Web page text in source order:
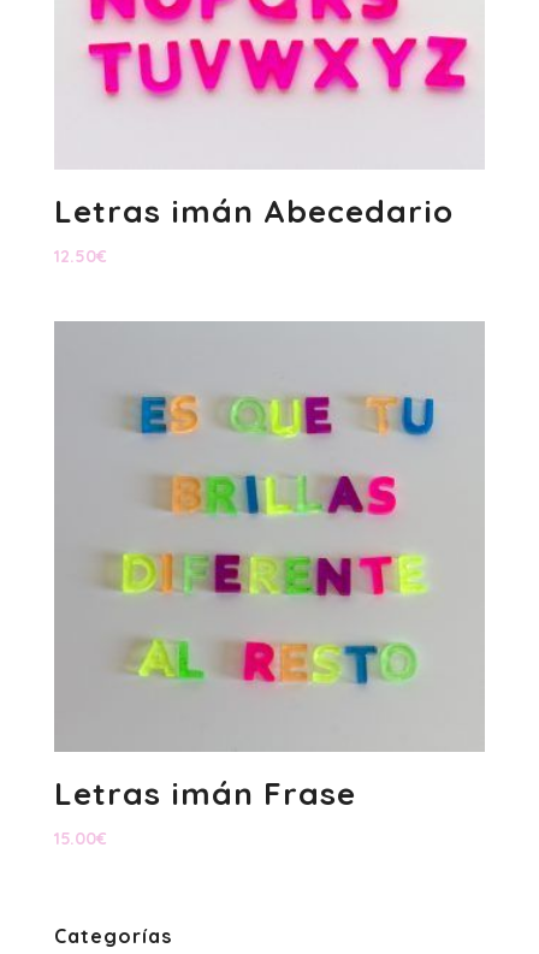
Letras imán Abecedario
12.50€
Letras imán Frase
15.00€
Categorías